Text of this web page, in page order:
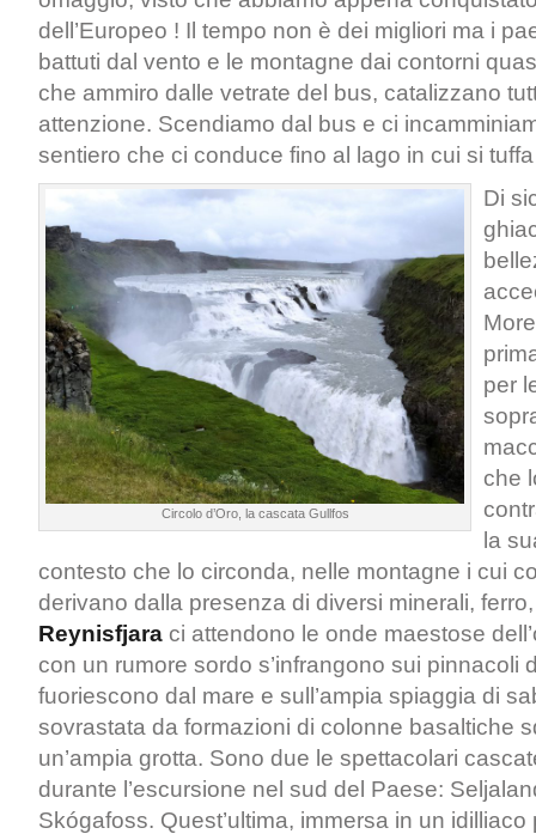
dell’Europeo ! Il tempo non è dei migliori ma i
battuti dal vento e le montagne dai contorni
che ammiro dalle vetrate del bus, catalizzano
attenzione. Scendiamo dal bus e ci
sentiero che ci conduce fino al lago in cui si
Circolo d’Oro, la cascata Gullfos
Di
per
che
la
contesto che lo circonda, nelle montagne i cui
derivano dalla presenza di diversi minerali,
Reynisfjara ci attendono le onde maestose
con un rumore sordo s’infrangono sui pinnacoli
fuoriescono dal mare e sull’ampia spiaggia di
sovrastata da formazioni di colonne basaltiche
un’ampia grotta. Sono due le spettacolari
durante l’escursione nel sud del Paese:
Skógafoss. Quest’ultima, immersa in un